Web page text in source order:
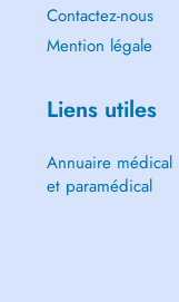
Contactez-nous
Mention légale
Liens utiles
Annuaire médical
et paramédical